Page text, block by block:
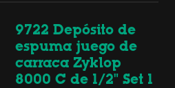
9722 Depósito de
espuma juego de
carraca Zyklop
8000 C de 1/2" Set 1